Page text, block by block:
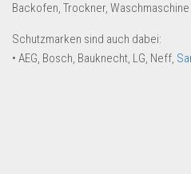
Dropshipping-Produkte
B2B Produkte
Grosshandel
Backofen, Trockner, Waschmaschine
Schutzmarken sind auch dabei:
• AEG, Bosch, Bauknecht, LG, Neff,